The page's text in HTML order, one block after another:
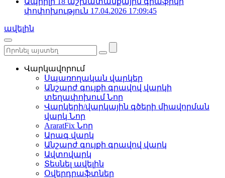
փոփոխություն 17.04.2026 17:09:45
ավելին
Վարկավորում
Սպառողական վարկեր
Անշարժ գույքի գրավով վարկի
տեղափոխումՆոր
Վարկերի/վարկային գծերի միավորման
վարկ Նոր
AraratFix Նոր
Արագ վարկ
Անշարժ գույքի գրավով վարկ
Ավտովարկ
Տեսնել ավելին
Օվերդրաֆտներ